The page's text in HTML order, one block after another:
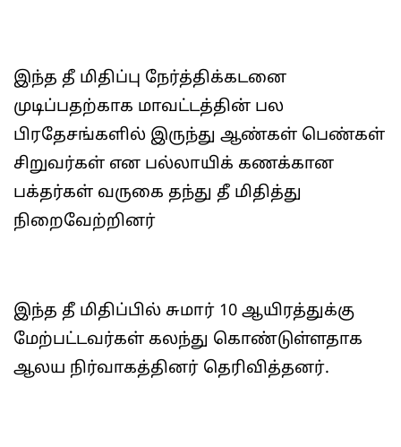
இந்த தீ மிதிப்பு நேர்த்திக்கடனை
முடிப்பதற்காக மாவட்டத்தின் பல
பிரதேசங்களில் இருந்து ஆண்கள் பெண்கள்
சிறுவர்கள் என பல்லாயிக் கணக்கான
பக்தர்கள் வருகை தந்து தீ மிதித்து
நிறைவேற்றினர்
இந்த தீ மிதிப்பில் சுமார் 10 ஆயிரத்துக்கு
மேற்பட்டவர்கள் கலந்து கொண்டுள்ளதாக
ஆலய நிர்வாகத்தினர் தெரிவித்தனர்.